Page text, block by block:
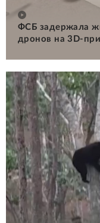
ФСБ задержала
дронов на 3D-